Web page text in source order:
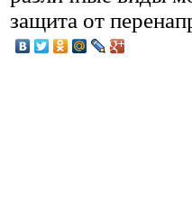
защита от